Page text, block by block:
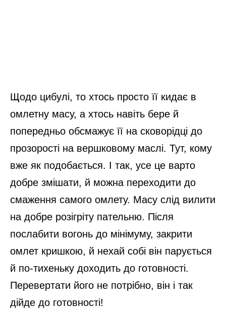
Щодо цибулі, то хтось просто її кидає в
омлетну масу, а хтось навіть бере й
попередньо обсмажує її на сковорідці до
прозорості на вершковому маслі. Тут, кому
вже як подобається. І так, усе це варто
добре змішати, й можна переходити до
смаження самого омлету. Масу слід вилити
на добре розігріту пательню. Після
послабити вогонь до мінімуму, закрити
омлет кришкою, й нехай собі він парується
й по-тихеньку доходить до готовності.
Перевертати його не потрібно, він і так
дійде до готовності!